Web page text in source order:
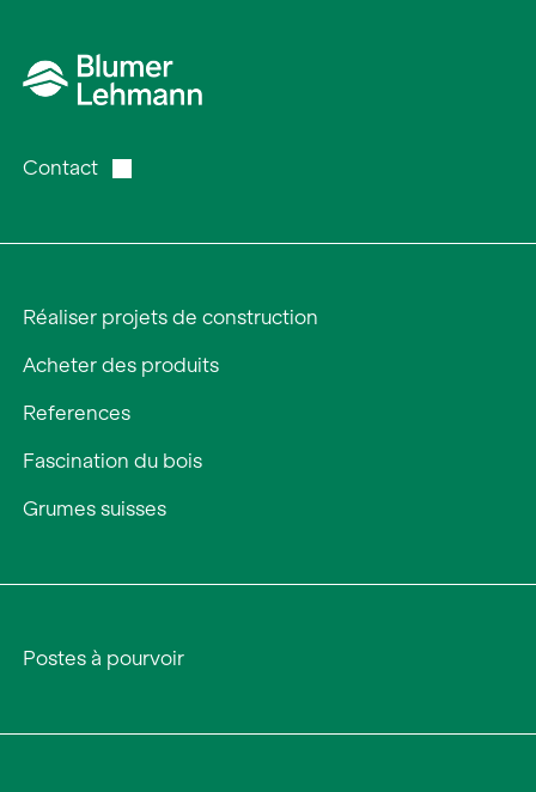
Contact
Réaliser projets de construction
Acheter des produits
References
Fascination du bois
Grumes suisses
Postes à pourvoir